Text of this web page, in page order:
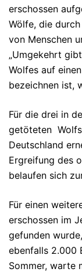
erschossen
Wölfe, die
von Menschen
„Umgekehrt
Wolfes auf
bezeichnen ist,
Für die drei in
getöteten
Deutschland
Ergreifung des
belaufen sich
Für einen
erschossen im
gefunden
ebenfalls 2.000
Sommer, warte